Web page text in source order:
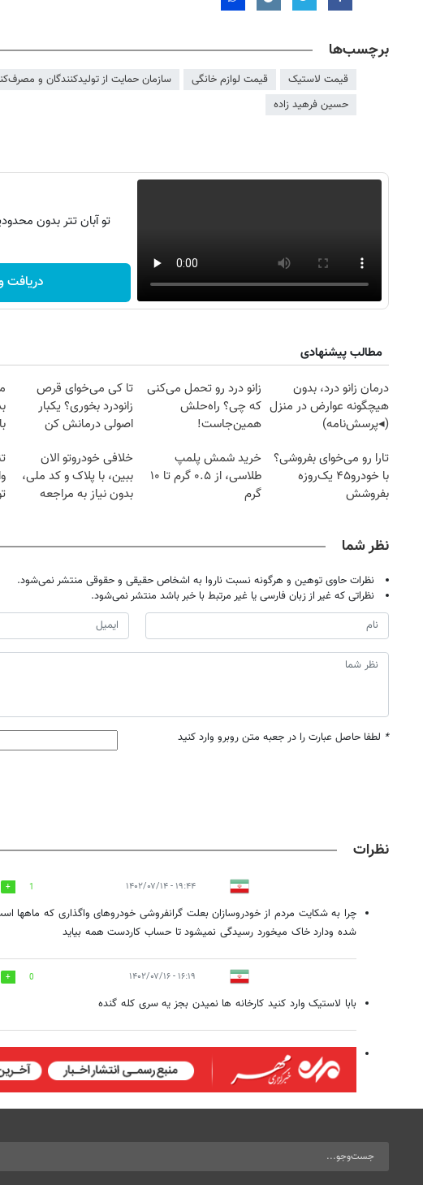
برچسب‌ها
قیمت لاستیک قیمت لوازم خانگی
سازمان حمایت از تولیدکنندگان و
حسین فرهید زاده
تو آبان تتر بدون
دریافت
مطالب پیشنهادی
درمان زانو درد، بدون
هیچگونه عوارض در منزل
(◂پرسش‌نامه)
زانو درد رو تحمل می‌کنی
که چی؟ راه‌حلش
همین‌جاست!
تا کی می‌خوای قرص
زانودرد بخوری؟ یکبار
اصولی درمانش کن
تارا رو می‌خوای بفروشی؟
با خودرو۴۵ یک‌روزه
بفروشش
خرید شمش پلمپ
طلاسی، از ۰.۵ گرم تا ۱۰
گرم
خلافی خودروتو الان
ببین، با پلاک و کد ملی،
بدون نیاز به مراجعه
نظر شما
نظرات حاوی توهین و هرگونه نسبت ناروا به اشخاص حقیقی و حقوقی منتشر نمی‌شود.
نظراتی که غیر از زبان فارسی یا غیر مرتبط با خبر باشد منتشر نمی‌شود.
* لطفا حاصل عبارت را در جعبه متن روبرو وارد کنید
نظرات
۱۹:۴۴ - ۱۴۰۲/۰۷/۱۴ 1
چرا به شکایت مردم از خودروسازان بعلت گرانفروشی خودروهای واگذاری که
شده ودارد خاک میخورد رسیدگی نمیشود تا حساب کاردست همه بیاید
۱۶:۱۹ - ۱۴۰۲/۰۷/۱۶ 0
بابا لاستیک وارد کنید کارخانه ها نمیدن بجز یه سری کله گنده
روزنامه‌های ورزشی پنج‌شنبه ۱۵ مرداد ۱۴۰۵